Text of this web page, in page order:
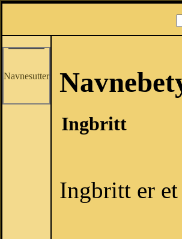
Navnesutter
Ingbritt
Ingbritt er